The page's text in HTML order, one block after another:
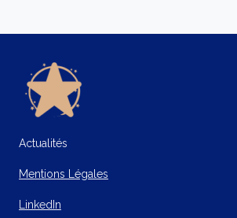
Actualités
Mentions Légales
LinkedIn